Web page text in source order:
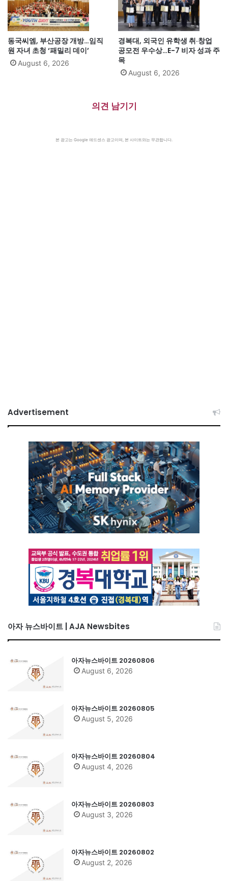
동국씨엠, 부산공장 개방…임직
원 자녀 초청 ‘패밀리 데이’
August 6, 2026
경복대, 외국인 유학생 취·창업
공모전 우수상…E-7 비자 성과 주
목
August 6, 2026
의견 남기기
본 광고는 Google 애드센스 광고이며, 본 사이트와는 무관합니다.
Advertisement
아자 뉴스바이트 | AJA Newsbites
아자뉴스바이트 20260806
August 6, 2026
아자뉴스바이트 20260805
August 5, 2026
아자뉴스바이트 20260804
August 4, 2026
아자뉴스바이트 20260803
August 3, 2026
아자뉴스바이트 20260802
August 2, 2026